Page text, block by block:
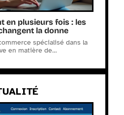
en plusieurs fois : les
la donne
spécialisé dans la
en matière de…